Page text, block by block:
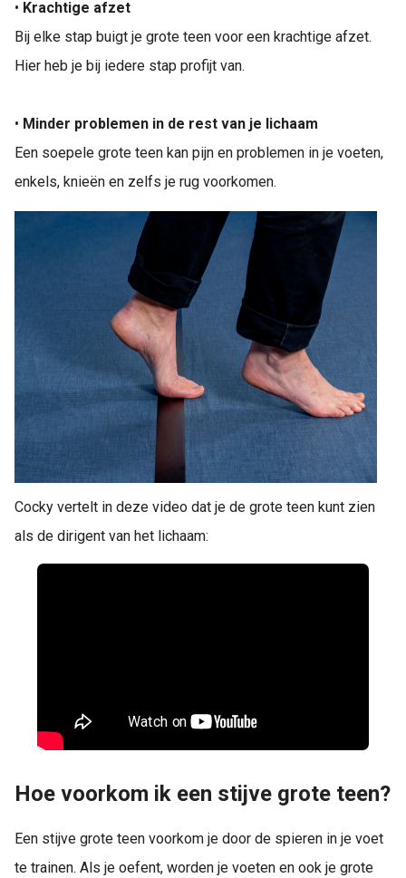
• Krachtige afzet
Bij elke stap buigt je grote teen voor een krachtige afzet.
Hier heb je bij iedere stap profijt van.
• Minder problemen in de rest van je lichaam
Een soepele grote teen kan pijn en problemen in je voeten,
enkels, knieën en zelfs je rug voorkomen.
Cocky vertelt in deze video dat je de grote teen kunt zien
als de dirigent van het lichaam:
Hoe voorkom ik een stijve grote teen?
Een stijve grote teen voorkom je door de spieren in je voet
te trainen. Als je oefent, worden je voeten en ook je grote